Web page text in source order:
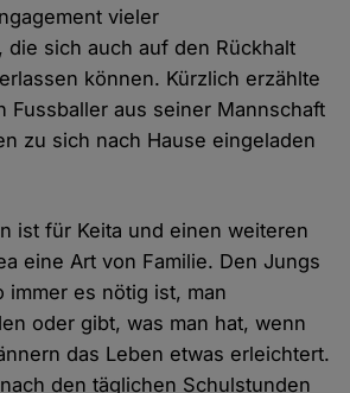
vieler
die sich auch auf den Rückhalt
können. Kürzlich erzählte
Fussballer aus seiner Mannschaft
zu sich nach Hause eingeladen
ist für Keita und einen weiteren
eine Art von Familie. Den Jungs
es nötig ist, man
oder gibt, was man hat, wenn
das Leben etwas erleichtert.
den täglichen Schulstunden